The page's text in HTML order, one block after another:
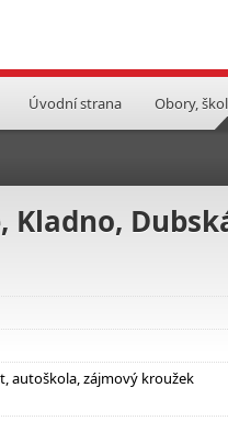
Úvodní strana Obory,
autoškola, zájmový kroužek